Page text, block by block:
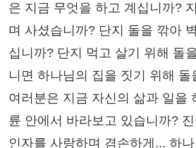
은 지금 무엇을 하고 계십니까?
며 사셨습니까? 단지 돌을 깎아
십니까? 단지 먹고 살기 위해 돌
니면 하나님의 집을 짓기 위해
여러분은 지금 자신의 삶과 일을
륜 안에서 바라보고 있습니까?
인자를 사랑하며 겸손하게... 하